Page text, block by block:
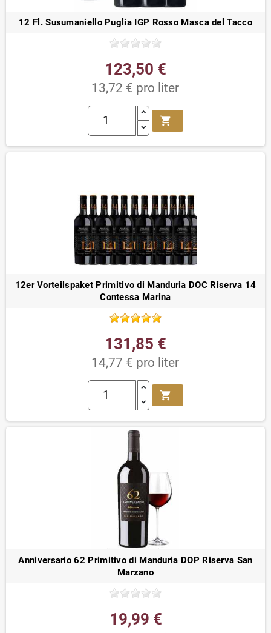
12 Fl. Susumaniello Puglia IGP Rosso Masca del Tacco
123,50 €
13,72 € pro liter
shopping_cart
12er Vorteilspaket Primitivo di Manduria DOC Riserva 14
Contessa Marina
131,85 €
14,77 € pro liter
shopping_cart
Anniversario 62 Primitivo di Manduria DOP Riserva San
Marzano
19,99 €